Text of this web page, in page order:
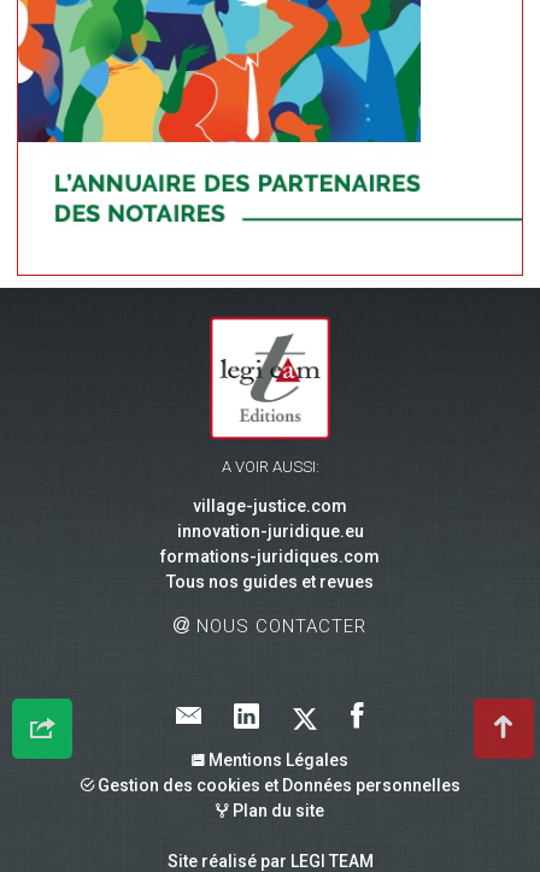
A VOIR AUSSI:
village-justice.com
innovation-juridique.eu
formations-juridiques.com
Tous nos guides et revues
NOUS CONTACTER
Mentions Légales
Gestion des cookies et Données personnelles
Plan du site
Site réalisé par LEGI TEAM